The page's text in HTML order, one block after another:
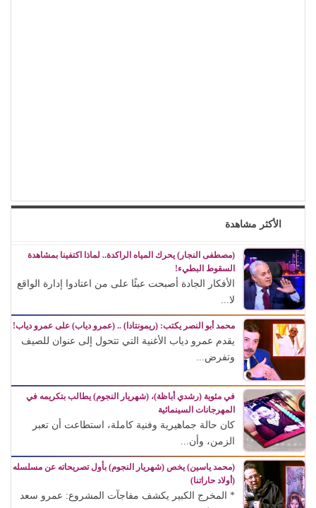
الأكثر مشاهدة
(مصطفى النجار) يحرك المياه الراكدة.. لماذا اكتفينا بمشاهدة
السقوط البطيء!
الأفكار الجادة أصبحت عبئًا على من اعتادوا إدارة الواقع
لا...
محمد أبو النصر يكتب: (ريمونتادا) .. (عمرو دياب) على عمرو دياب!
يقدم عمرو دياب الأغنية التي تتحول إلى عنوان للصيف
وتفرض...
في مئوية (رشدي أباظة)، (شهريار النجوم) يطالب بتكريمه في
المهرجانات السينمائية
كان حالة جماهيرية وفنية كاملة، استطاعت أن تعبر
الزمن، وأن...
(محمد ياسين) يخص (شهريار النجوم) بأول تصريحاته عن مسلسله
(أولاد حاراتنا)
* المخرج الكبير يكشف مفاجآت المشروع: عمرو سعد